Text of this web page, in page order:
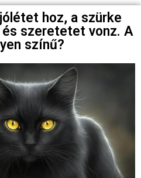
hoz, a szürke
szeretetet vonz. A
színű?